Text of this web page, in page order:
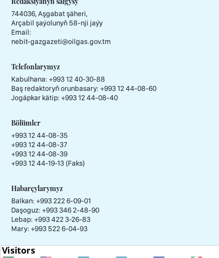
744036, Aşgabat şäheri,
Arçabil şaýolunyň 58-nji jaýy
Email:
nebit-gazgazeti@oilgas.gov.tm
Telefonlarymyz
Kabulhana: +993 12 40-30-88
Baş redaktoryň orunbasary: +993 12 44-08-60
Jogäpkar kätip: +993 12 44-08-40
Bölümler
+993 12 44-08-35
+993 12 44-08-37
+993 12 44-08-39
+993 12 44-19-13 (Faks)
Habarçylarymyz
Balkan: +993 222 6-09-01
Daşoguz: +993 346 2-48-90
Lebap: +993 422 3-26-83
Mary: +993 522 6-04-93